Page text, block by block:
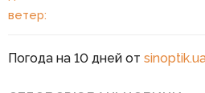
ветер:
Погода на 10 дней от